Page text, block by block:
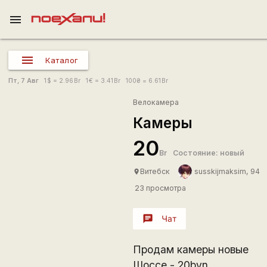
menu
Каталог
Пт, 7 Авг 1 $ = 2.96 Br 1€ = 3.41 Br 100₴ = 6.61 Br
Велокамера
Камеры
20Br Состояние: новый
place Витебск susskijmaksim, 94
23 просмотра
chat Чат
Продам камеры новые